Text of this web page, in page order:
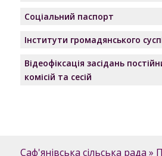
Соціальний паспорт
Інститути громадянського
Відеофіксація засідань
комісій та сесій
Саф'янівська сільська рада »